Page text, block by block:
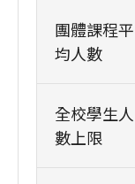
團體課程平
均人數
全校學生人
數上限